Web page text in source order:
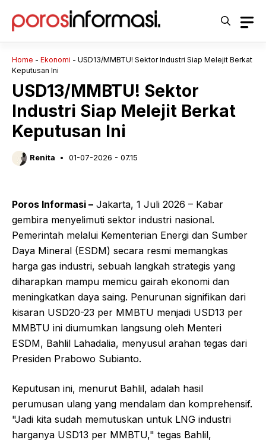
Home - Ekonomi - USD13/MMBTU! Sektor Industri Siap Melejit Berkat
Keputusan Ini
USD13/MMBTU! Sektor
Industri Siap Melejit Berkat
Keputusan Ini
Renita 01-07-2026 - 07.15
Poros Informasi – Jakarta, 1 Juli 2026 – Kabar
gembira menyelimuti sektor industri nasional.
Pemerintah melalui Kementerian Energi dan Sumber
Daya Mineral (ESDM) secara resmi memangkas
harga gas industri, sebuah langkah strategis yang
diharapkan mampu memicu gairah ekonomi dan
meningkatkan daya saing. Penurunan signifikan dari
kisaran USD20-23 per MMBTU menjadi USD13 per
MMBTU ini diumumkan langsung oleh Menteri
ESDM, Bahlil Lahadalia, menyusul arahan tegas dari
Presiden Prabowo Subianto.
Keputusan ini, menurut Bahlil, adalah hasil
perumusan ulang yang mendalam dan komprehensif.
"Jadi kita sudah memutuskan untuk LNG industri
harganya USD13 per MMBTU," tegas Bahlil,